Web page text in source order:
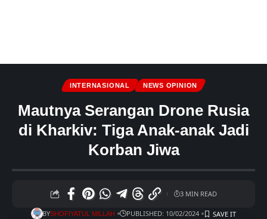
INTERNASIONAL NEWS OPINION
Mautnya Serangan Drone Rusia
di Kharkiv: Tiga Anak-anak Jadi
Korban Jiwa
BYSHOFIYATUL MILLAH PUBLISHED: 10/02/2024
3 MIN READ